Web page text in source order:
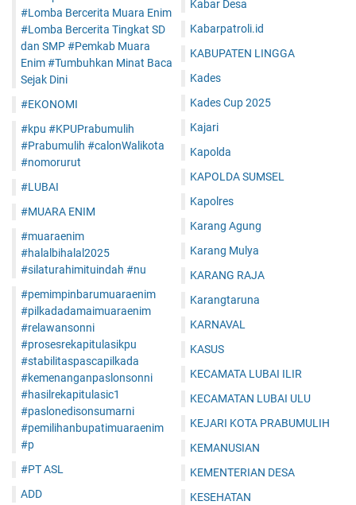
#Lomba Bercerita Muara Enim
#Lomba Bercerita Tingkat SD
dan SMP #Pemkab Muara
Enim #Tumbuhkan Minat Baca
Sejak Dini
#EKONOMI
#kpu #KPUPrabumulih
#Prabumulih #calonWalikota
#nomorurut
#LUBAI
#MUARA ENIM
#muaraenim
#halalbihalal2025
#silaturahimituindah #nu
#pemimpinbarumuaraenim
#pilkadadamaimuaraenim
#relawansonni
#prosesrekapitulasikpu
#stabilitaspascapilkada
#kemenanganpaslonsonni
#hasilrekapitulasic1
#paslonedisonsumarni
#pemilihanbupatimuaraenim
#p
#PT ASL
ADD
Kabar Desa
Kabarpatroli.id
KABUPATEN LINGGA
Kades
Kades Cup 2025
Kajari
Kapolda
KAPOLDA SUMSEL
Kapolres
Karang Agung
Karang Mulya
KARANG RAJA
Karangtaruna
KARNAVAL
KASUS
KECAMATA LUBAI ILIR
KECAMATAN LUBAI ULU
KEJARI KOTA PRABUMULIH
KEMANUSIAN
KEMENTERIAN DESA
KESEHATAN